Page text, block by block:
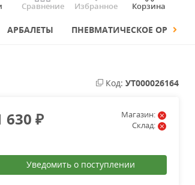
Сравнение Избранное Корзина
АРБАЛЕТЫ ПНЕВМАТИЧЕСКОЕ ОРУЖИЕ
Код: УТ000026164
630₽
Магазин:
Склад:
Уведомить о поступлении